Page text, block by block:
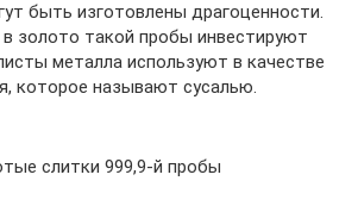
быть изготовлены драгоценности.
золото такой пробы инвестируют
металла используют в качестве
которое называют сусалью.
слитки 999,9-й пробы